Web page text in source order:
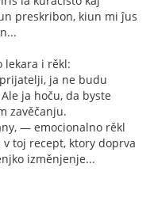
preskribon, kiun mi ĵus
lekara i rěkl:
ja ne budu
ja hoču, da byste
zavěčanju.
— emocionalno rěkl
toj recept, ktory doprva
izměnjenje...